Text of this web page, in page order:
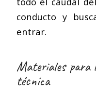
conducto y
entrar.
Materiales para
técnica